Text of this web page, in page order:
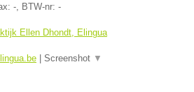
-, BTW-nr: -
Ellen Dhondt, Elingua
Screenshot ▼